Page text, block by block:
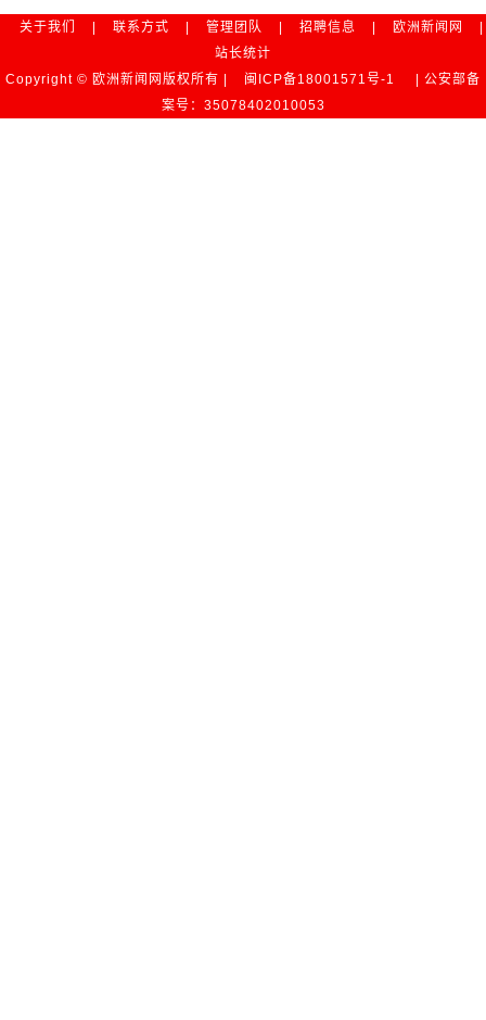
关于我们 联系方式 管理团队 招聘信息 欧洲新闻网
站长统计
Copyright © 欧洲新闻网版权所有 |
闽ICP备18001571号-1
| 公安部备
案号：35078402010053